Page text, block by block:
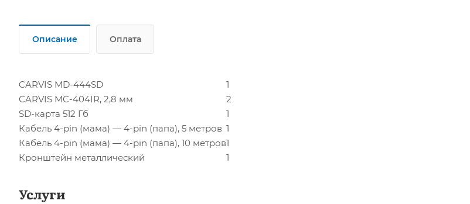
Описание Оплата
CARVIS MD-444SD
1
CARVIS MC-404IR, 2,8 мм
2
SD-карта 512 Гб
1
Кабель 4-pin (мама) — 4-pin (папа), 5 метров 1
Кабель 4-pin (мама) — 4-pin (папа), 10 метров1
Кронштейн металлический
1
Услуги